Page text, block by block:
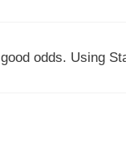
odds. Using